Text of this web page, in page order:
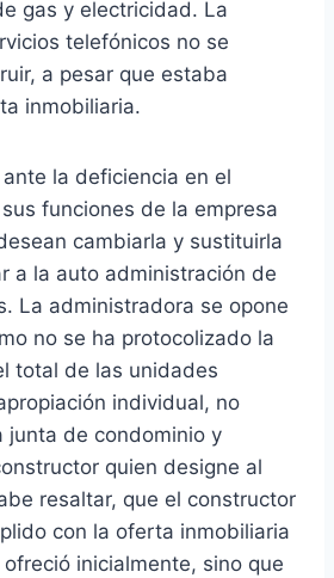
gas y electricidad. La
telefónicos no se
a pesar que estaba
inmobiliaria.
la deficiencia en el
funciones de la empresa
cambiarla y sustituirla
a la auto administración de
La administradora se opone
no se ha protocolizado la
total de las unidades
individual, no
junta de condominio y
quien designe al
resaltar, que el constructor
con la oferta inmobiliaria
inicialmente, sino que